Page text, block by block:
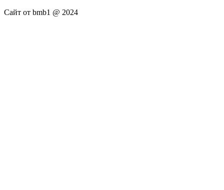
Сайт от bmb1 @ 2024